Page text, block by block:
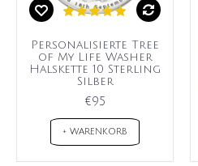
Personalisierte Tree
of My Life Washer
Halskette 10 Sterling
Silber
€95
+ WARENKORB